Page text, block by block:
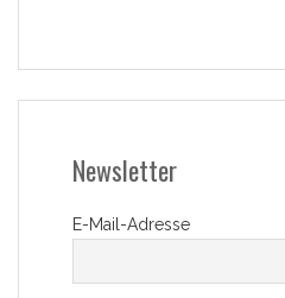
Newsletter
E-Mail-Adresse